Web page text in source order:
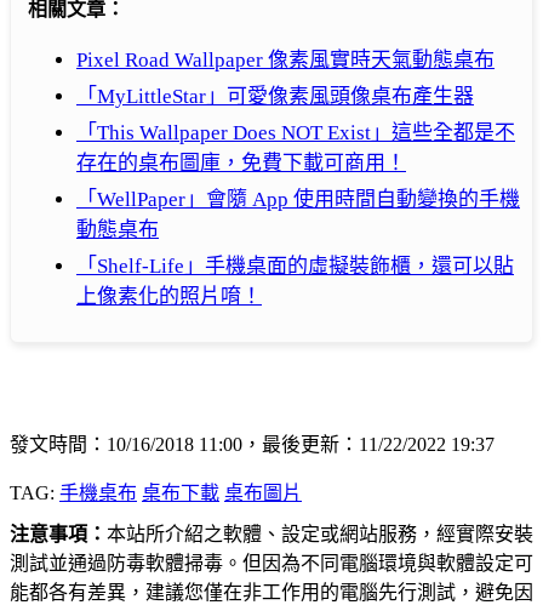
相關文章：
Pixel Road Wallpaper 像素風實時天氣動態桌布
「MyLittleStar」可愛像素風頭像桌布產生器
「This Wallpaper Does NOT Exist」這些全都是不
存在的桌布圖庫，免費下載可商用！
「WellPaper」會隨 App 使用時間自動變換的手機
動態桌布
「Shelf-Life」手機桌面的虛擬裝飾櫃，還可以貼
上像素化的照片唷！
發文時間：10/16/2018 11:00，最後更新：11/22/2022 19:37
TAG: 手機桌布 桌布下載 桌布圖片
注意事項： 本站所介紹之軟體、設定或網站服務，經實際安裝
測試並通過防毒軟體掃毒。但因為不同電腦環境與軟體設定可
能都各有差異，建議您僅在非工作用的電腦先行測試，避免因